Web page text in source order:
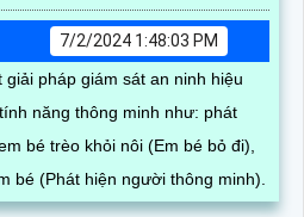
7/2/2024 1:48:03 PM
pháp giám sát an ninh hiệu
năng thông minh như: phát
bé trèo khỏi nôi (Em bé bỏ đi),
bé (Phát hiện người thông minh).